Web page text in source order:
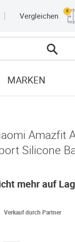
Vergleichen
0
MARKEN
Amazfit
Silicone
mehr auf
Verkauf durch Partner